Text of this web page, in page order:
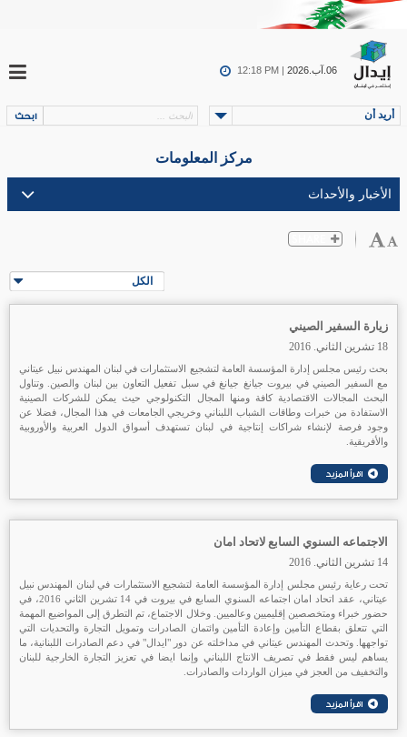
06.آب.2026 12:18 PM |
أريد أن
مركز المعلومات
الكل
زيارة السفير الصيني
18 تشرين الثاني. 2016
بحث رئيس مجلس إدارة المؤسسة العامة لتشجيع الاستثمارات في لبنان المهندس نبيل عيتاني
مع السفير الصيني في بيروت جيانغ جيانغ في سبل تفعيل التعاون بين لبنان والصين. وتناول
البحث المجالات الاقتصادية كافة ومنها المجال التكنولوجي حيث يمكن للشركات الصينية
الاستفادة من خبرات وطاقات الشباب اللبناني وخريجي الجامعات في هذا المجال، فضلا عن
وجود فرصة لإنشاء شراكات إنتاجية في لبنان تستهدف أسواق الدول العربية والأوروبية
والأفريقية.
الاجتماعه السنوي السابع لاتحاد امان
14 تشرين الثاني. 2016
تحت رعاية رئيس مجلس إدارة المؤسسة العامة لتشجيع الاستثمارات في لبنان المهندس نبيل
عيتاني، عقد اتحاد امان اجتماعه السنوي السابع في بيروت في 14 تشرين الثاني 2016، في
حضور خبراء ومتخصصين إقليميين وعالميين. وخلال الاجتماع، تم التطرق إلى المواضيع المهمة
التي تتعلق بقطاع التأمين وإعادة التأمين وائتمان الصادرات وتمويل التجارة والتحديات التي
تواجهها. وتحدث المهندس عيتاني في مداخلته عن دور "ايدال" في دعم الصادرات اللبنانية، ما
يساهم ليس فقط في تصريف الانتاج اللبناني وإنما ايضا في تعزيز التجارة الخارجية للبنان
والتخفيف من العجز في ميزان الواردات والصادرات.